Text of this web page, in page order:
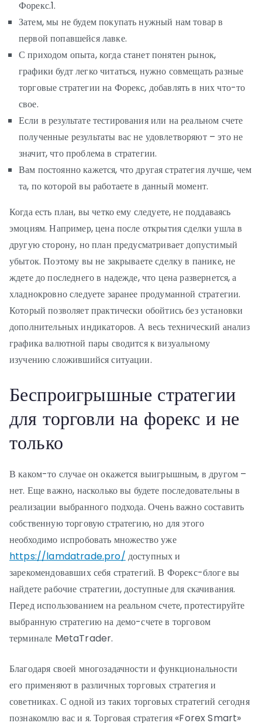
Форекс.1.
Затем, мы не будем покупать нужный нам товар в
первой попавшейся лавке.
С приходом опыта, когда станет понятен рынок,
графики будт легко читаться, нужно совмещать разные
торговые стратегии на Форекс, добавлять в них что-то
свое.
Если в результате тестирования или на реальном счете
полученные результаты вас не удовлетворяют – это не
значит, что проблема в стратегии.
Вам постоянно кажется, что другая стратегия лучше, чем
та, по которой вы работаете в данный момент.
Когда есть план, вы четко ему следуете, не поддаваясь
эмоциям. Например, цена после открытия сделки ушла в
другую сторону, но план предусматривает допустимый
убыток. Поэтому вы не закрываете сделку в панике, не
ждете до последнего в надежде, что цена развернется, а
хладнокровно следуете заранее продуманной стратегии.
Который позволяет практически обойтись без установки
дополнительных индикаторов. А весь технический анализ
графика валютной пары сводится к визуальному
изучению сложившийся ситуации.
Беспроигрышные стратегии
для торговли на форекс и не
только
В каком-то случае он окажется выигрышным, в другом –
нет. Еще важно, насколько вы будете последовательны в
реализации выбранного подхода. Очень важно составить
собственную торговую стратегию, но для этого
необходимо испробовать множество уже
https://lamdatrade.pro/ доступных и
зарекомендовавших себя стратегий. В Форекс-блоге вы
найдете рабочие стратегии, доступные для скачивания.
Перед использованием на реальном счете, протестируйте
выбранную стратегию на демо-счете в торговом
терминале MetaTrader.
Благодаря своей многозадачности и функциональности
его применяют в различных торговых стратегия и
советниках. С одной из таких торговых стратегий сегодня
познакомлю вас и я. Торговая стратегия «Forex Smart»